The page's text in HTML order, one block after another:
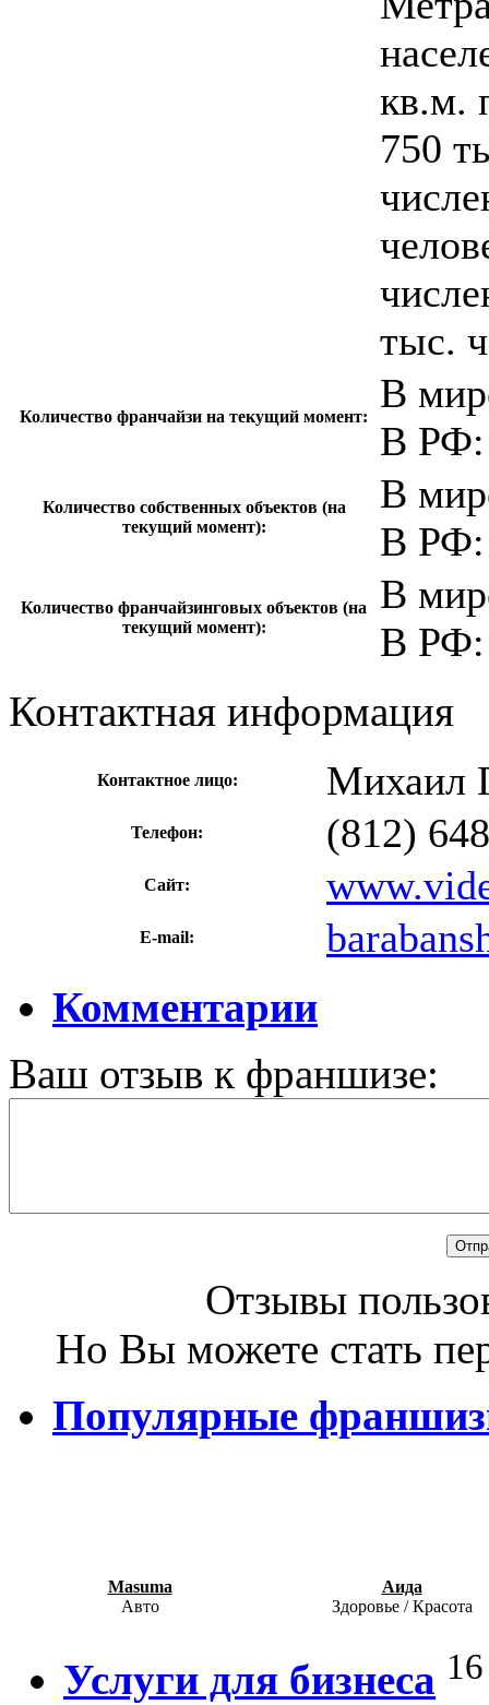
кв.м.
750
тыс.
Количество франчайзи на текущий момент:
В
В РФ:
Количество собственных объектов (на
текущий момент):
В
В РФ:
Количество франчайзинговых объектов (на
текущий момент):
В
В РФ:
Контактная информация
Контактное лицо: Михаил
Телефон: (812)
Сайт:
E-mail:
Комментарии
Ваш отзыв к франшизе:
Отзывы
Но Вы можете стать
Популярные
Masuma
Авто
Аида
Здоровье / Красота
Услуги для бизнеса 16